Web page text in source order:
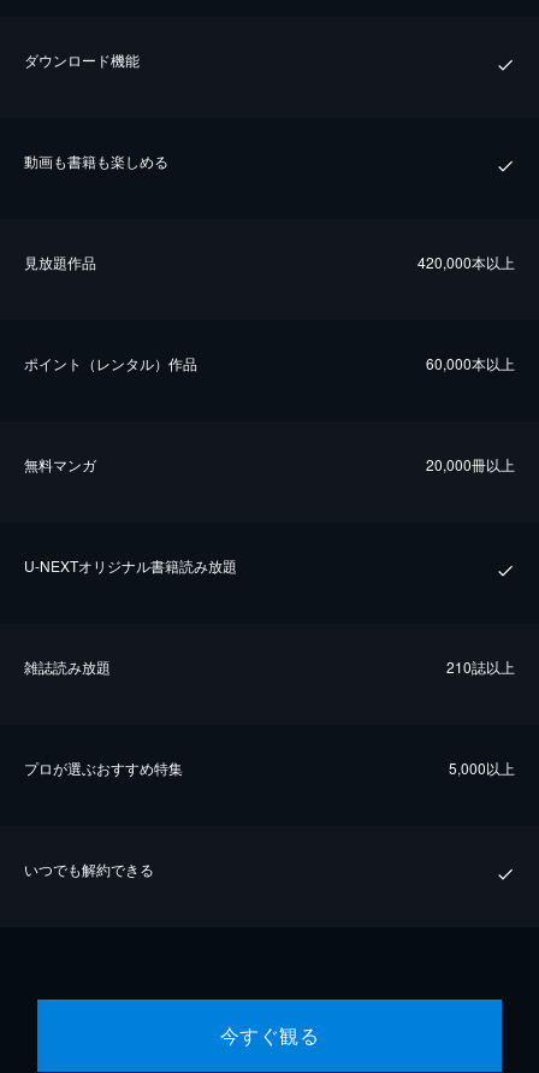
ダウンロード機能
動画も書籍も楽しめる
⾒放題作品 420,000本以上
ポイント（レンタル）作品 60,000本以上
無料マンガ 20,000冊以上
U-NEXTオリジナル書籍読み放題
雑誌読み放題 210誌以上
プロが選ぶおすすめ特集 5,000以上
いつでも解約できる
今すぐ観る